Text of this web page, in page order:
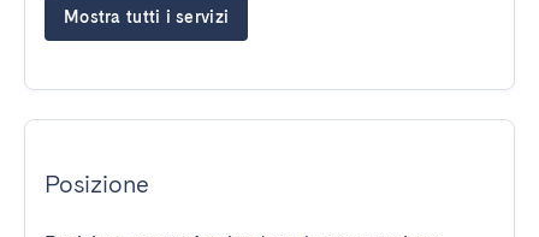
Mostra tutti i servizi
Posizione